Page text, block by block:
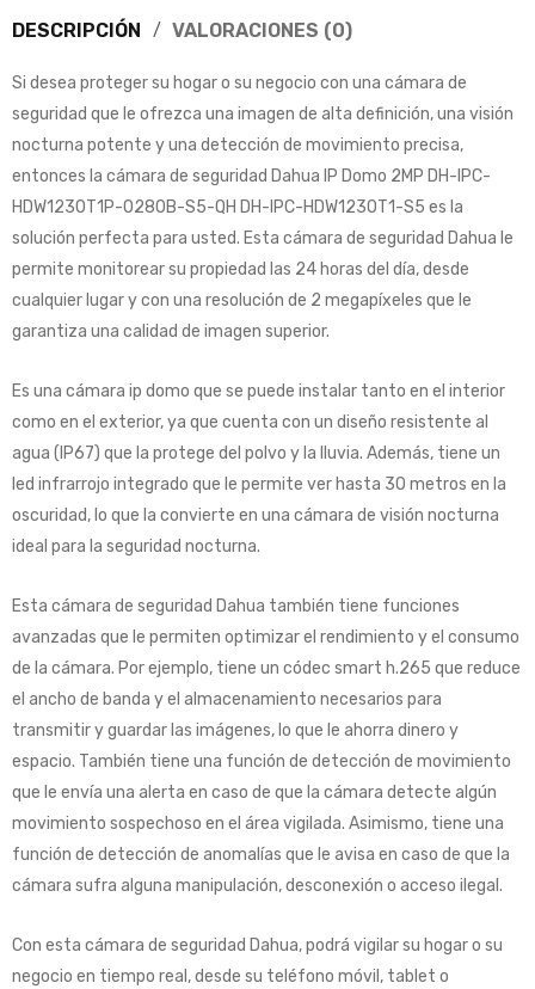
DESCRIPCIÓN VALORACIONES (0)
Si desea proteger su hogar o su negocio con una cámara de
seguridad que le ofrezca una imagen de alta definición, una visión
nocturna potente y una detección de movimiento precisa,
entonces la cámara de seguridad Dahua IP Domo 2MP DH-IPC-
HDW1230T1P-0280B-S5-QH DH-IPC-HDW1230T1-S5 es la
solución perfecta para usted. Esta cámara de seguridad Dahua le
permite monitorear su propiedad las 24 horas del día, desde
cualquier lugar y con una resolución de 2 megapíxeles que le
garantiza una calidad de imagen superior.
Es una cámara ip domo que se puede instalar tanto en el interior
como en el exterior, ya que cuenta con un diseño resistente al
agua (IP67) que la protege del polvo y la lluvia. Además, tiene un
led infrarrojo integrado que le permite ver hasta 30 metros en la
oscuridad, lo que la convierte en una cámara de visión nocturna
ideal para la seguridad nocturna.
Esta cámara de seguridad Dahua también tiene funciones
avanzadas que le permiten optimizar el rendimiento y el consumo
de la cámara. Por ejemplo, tiene un códec smart h.265 que reduce
el ancho de banda y el almacenamiento necesarios para
transmitir y guardar las imágenes, lo que le ahorra dinero y
espacio. También tiene una función de detección de movimiento
que le envía una alerta en caso de que la cámara detecte algún
movimiento sospechoso en el área vigilada. Asimismo, tiene una
función de detección de anomalías que le avisa en caso de que la
cámara sufra alguna manipulación, desconexión o acceso ilegal.
Con esta cámara de seguridad Dahua, podrá vigilar su hogar o su
negocio en tiempo real, desde su teléfono móvil, tablet o